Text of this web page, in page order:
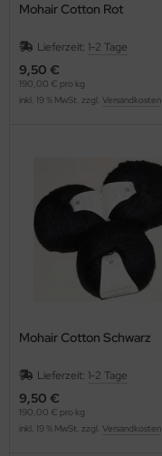
Mohair Cotton Rot
Lieferzeit: 1-2 Tage
9,50 €
190,00 € pro kg
inkl. 19 % MwSt. zzgl. Versandkosten
Mohair Cotton Schwarz
Lieferzeit: 1-2 Tage
9,50 €
190,00 € pro kg
inkl. 19 % MwSt. zzgl. Versandkosten